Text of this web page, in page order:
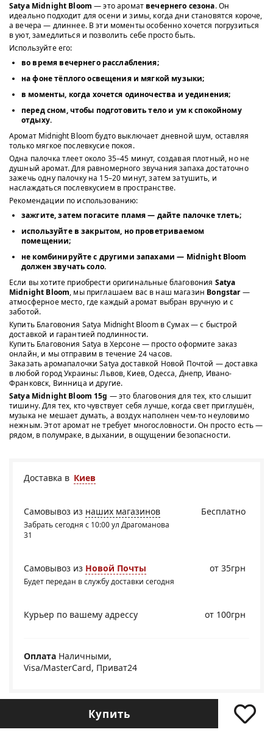
Satya Midnight Bloom — это аромат вечернего сезона. Он
идеально подходит для осени и зимы, когда дни становятся короче,
а вечера — длиннее. В эти моменты особенно хочется погрузиться
в уют, замедлиться и позволить себе просто быть.
Используйте его:
во время вечернего расслабления;
на фоне тёплого освещения и мягкой музыки;
в моменты, когда хочется одиночества и уединения;
перед сном, чтобы подготовить тело и ум к спокойному
отдыху.
Аромат Midnight Bloom будто выключает дневной шум, оставляя
только мягкое послевкусие покоя.
Одна палочка тлеет около 35–45 минут, создавая плотный, но не
душный аромат. Для равномерного звучания запаха достаточно
зажечь одну палочку на 15–20 минут, затем затушить, и
наслаждаться послевкусием в пространстве.
Рекомендации по использованию:
зажгите, затем погасите пламя — дайте палочке тлеть;
используйте в закрытом, но проветриваемом
помещении;
не комбинируйте с другими запахами — Midnight Bloom
должен звучать соло.
Если вы хотите приобрести оригинальные благовония Satya
Midnight Bloom, мы приглашаем вас в наш магазин Bongstar—
атмосферное место, где каждый аромат выбран вручную и с
заботой.
Купить Благовония Satya Midnight Bloom в Сумах — с быстрой
доставкой и гарантией подлинности.
Купить Благовония Satya в Херсоне — просто оформите заказ
онлайн, и мы отправим в течение 24 часов.
Заказать аромапалочки Satya доставкой Новой Почтой — доставка
в любой город Украины: Львов, Киев, Одесса, Днепр, Ивано-
Франковск, Винница и другие.
Satya Midnight Bloom 15g — это благовония для тех, кто слышит
тишину. Для тех, кто чувствует себя лучше, когда свет приглушён,
музыка не мешает думать, а воздух наполнен чем-то неуловимо
нежным. Этот аромат не требует многословности. Он просто есть —
рядом, в полумраке, в дыхании, в ощущении безопасности.
Доставка в Киев
Бесплатно
Самовывоз из наших магазинов
Забрать сегодня с 10:00 ул Драгоманова
31
Самовывоз из Новой Почты
Будет передан в службу доставки сегодня
от 35грн
Курьер по вашему адрессу от 100грн
Оплата Наличными,
Visa/MasterCard, Приват24
Купить